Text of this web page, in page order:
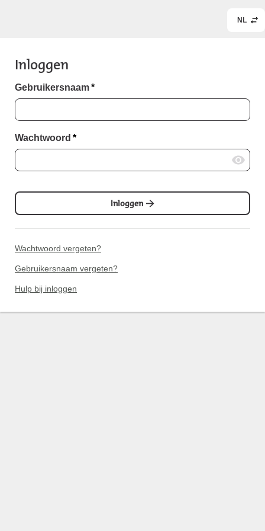
NL
Inloggen
Gebruikersnaam*
Wachtwoord *
Inloggen
Wachtwoord vergeten?
Gebruikersnaam vergeten?
Hulp bij inloggen